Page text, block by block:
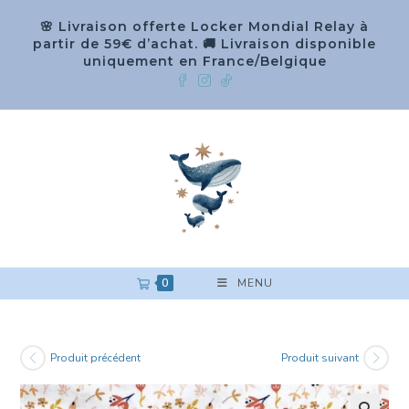
🌸 Livraison offerte Locker Mondial Relay à
partir de 59€ d’achat. 🚚 Livraison disponible
uniquement en France/Belgique
0 MENU
Produit précédent Produit suivant